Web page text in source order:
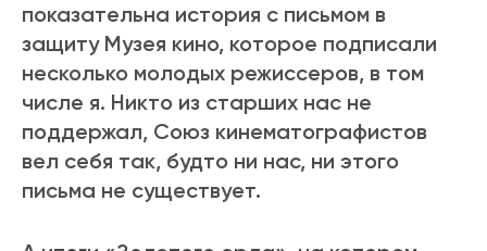
показательна история с письмом в
защиту Музея кино, которое подписали
несколько молодых режиссеров, в том
числе я. Никто из старших нас не
поддержал, Союз кинематографистов
вел себя так, будто ни нас, ни этого
письма не существует.